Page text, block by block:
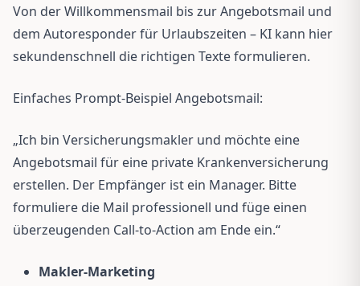
Von der Willkommensmail bis zur Angebotsmail und
dem Autoresponder für Urlaubszeiten – KI kann hier
sekundenschnell die richtigen Texte formulieren.
Einfaches Prompt-Beispiel Angebotsmail:
„Ich bin Versicherungsmakler und möchte eine
Angebotsmail für eine private Krankenversicherung
erstellen. Der Empfänger ist ein Manager. Bitte
formuliere die Mail professionell und füge einen
überzeugenden Call-to-Action am Ende ein.“
Makler-Marketing